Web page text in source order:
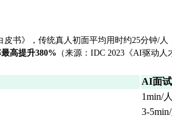
书》，传统真人初面平均用时约25分钟/
高提升380% （来源：IDC 2023《AI驱动人
AI面试
1min/
3-5min/